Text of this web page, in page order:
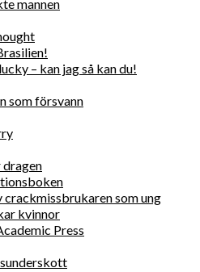
mannen
– kan jag så kan du!
som försvann
dragen
som ung
kvinnor
Press